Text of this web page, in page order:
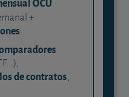
+
.
de contratos,